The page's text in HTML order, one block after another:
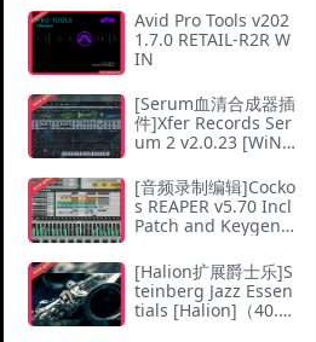
0.0 [MiDi] [WiN, Ma
cOSX]（13Mb）
Avid Pro Tools v202
1.7.0 RETAIL-R2R W
IN
[Serum血清合成器插
件]Xfer Records Ser
um 2 v2.0.23 [WiN]
[音频录制编辑]Cocko
s REAPER v5.70 Incl
Patch and Keygen-
[Halion扩展爵士乐]S
teinberg Jazz Essen
tials [Halion]（40.5